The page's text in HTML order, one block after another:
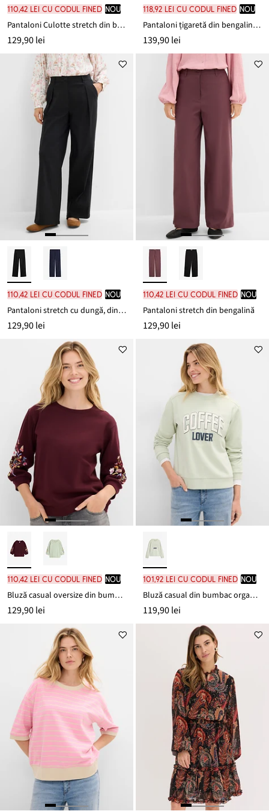
110,42 lei cu codul FINED nou
Pantaloni Culotte stretch din bengalină
129,90 lei
118,92 lei cu codul FINED nou
Pantaloni țigaretă din bengalină stretch, cu efect de aplatizare a abdomenului
139,90 lei
110,42 lei cu codul FINED nou
Pantaloni stretch cu dungă, din bengalină
129,90 lei
110,42 lei cu codul FINED nou
Pantaloni stretch din bengalină
129,90 lei
110,42 lei cu codul FINED nou
Bluză casual oversize din bumbac 100%
129,90 lei
101,92 lei cu codul FINED nou
Bluză casual din bumbac organic 100%
119,90 lei